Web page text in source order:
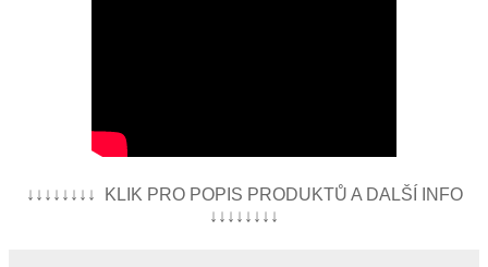
↓↓↓↓↓↓↓↓ KLIK PRO POPIS PRODUKTŮ A DALŠÍ INFO
↓↓↓↓↓↓↓↓